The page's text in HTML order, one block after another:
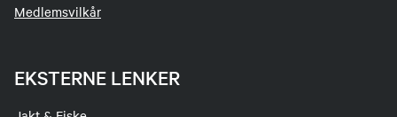
Medlemsvilkår
EKSTERNE LENKER